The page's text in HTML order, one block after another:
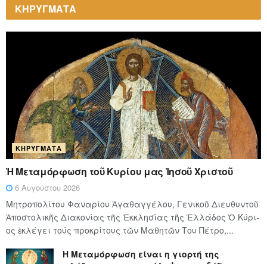
ΚΗΡΥΓΜΑΤΑ
ΚΗΡΎΓΜΑΤΑ
Ἡ Μεταμόρφωση τοῦ Κυρίου μας Ἰησοῦ Χριστοῦ
6 Αυγούστου 2026
Μητροπολίτου Φαναρίου Ἀγαθαγγέλου, Γενικοῦ Διευθυντοῦ
Ἀποστολικῆς Διακονίας τῆς Ἐκκλησίας τῆς Ἑλλάδος Ὁ Κύ­ρι­
ος ἐκλέγει τούς προ­κρί­τους τῶν Μα­θη­τῶν Του Πέ­τρο,...
Η Μεταμόρφωση είναι η γιορτή της